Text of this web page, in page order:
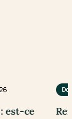
est-ce